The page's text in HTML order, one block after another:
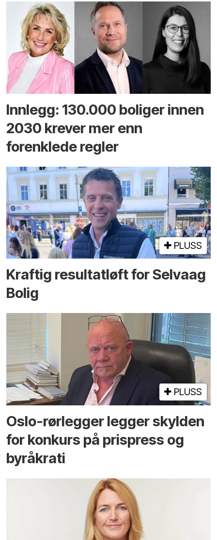
Innlegg: 130.000 boliger innen
2030 krever mer enn
forenklede regler
PLUSS
Kraftig resultatløft for Selvaag
Bolig
PLUSS
Oslo-rørlegger legger skylden
for konkurs på prispress og
byråkrati